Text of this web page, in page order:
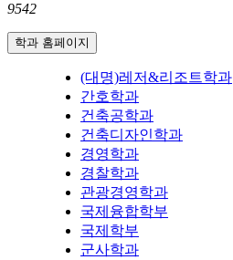
9542
학과 홈페이지
(대명)레저&리조트학과
간호학과
건축공학과
건축디자인학과
경영학과
경찰학과
관광경영학과
국제융합학부
국제학부
군사학과